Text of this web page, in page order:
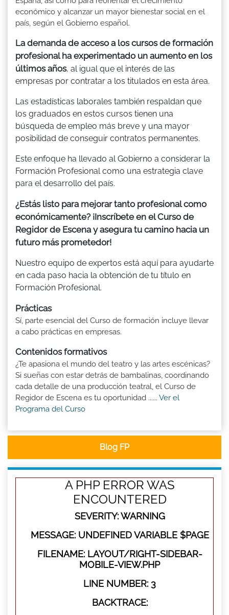
económico y alcanzar un mayor bienestar social en el
país, según el Gobierno español.
La demanda de acceso a los cursos de formación
profesional ha experimentado un aumento en los
últimos años, al igual que el interés de las
empresas por contratar a los titulados en esta área.
Las estadísticas laborales también respaldan que
los graduados en estos cursos tienen una
búsqueda de empleo más breve y una mayor
posibilidad de conseguir contratos permanentes.
Este enfoque ha llevado al Gobierno a considerar la
Formación Profesional como una estrategia clave
para el desarrollo del país.
¿Estás listo para mejorar tanto profesional como
económicamente? ¡Inscríbete en el Curso de
Regidor de Escena y asegura tu camino hacia un
futuro más prometedor!
Nuestro equipo de expertos está aquí para ayudarte
en cada paso hacia la obtención de tu título en
Formación Profesional.
Prácticas
Sí, parte esencial del Curso de formación incluye llevar
a cabo prácticas en empresas.
Contenidos formativos
¿Te apasiona el mundo del teatro y las artes escénicas?
Si sueñas con estar detrás de bambalinas, coordinando
cada detalle de una producción teatral, el Curso de
Regidor de Escena es tu oportunidad ...... Ver el
Programa del Curso
Blog FP
A PHP ERROR WAS
ENCOUNTERED
SEVERITY: WARNING
MESSAGE: UNDEFINED VARIABLE $PAGE
FILENAME: LAYOUT/RIGHT-SIDEBAR-
MOBILE-VIEW.PHP
LINE NUMBER: 3
BACKTRACE: